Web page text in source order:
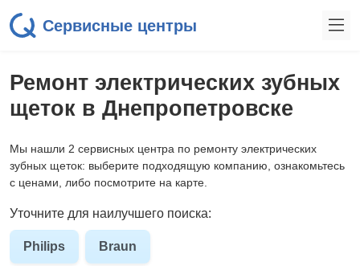
Сервисные центры
Ремонт электрических зубных
щеток в Днепропетровске
Мы нашли 2 сервисных центра по ремонту электрических
зубных щеток: выберите подходящую компанию, ознакомьтесь
с ценами, либо посмотрите на карте.
Уточните для наилучшего поиска:
Philips Braun